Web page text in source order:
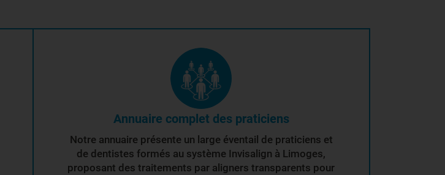
Annuaire complet des praticiens
Notre annuaire présente un large éventail de praticiens et
de dentistes formés au système Invisalign à Limoges,
proposant des traitements par aligners transparents pour